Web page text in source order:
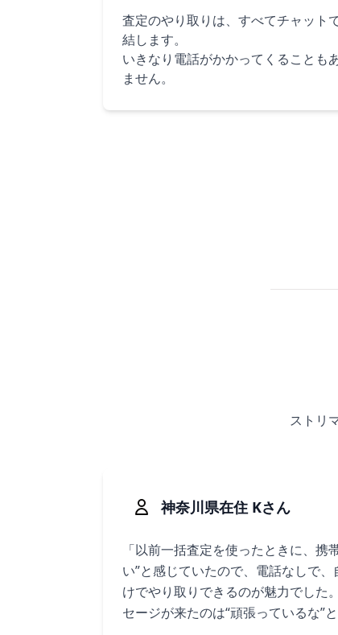
査定のやり取りは、すべてチャット
結します。
いきなり電話がかかってくることも
ません。
ストリ
神奈川県在住 Kさん
「以前一括査定を使ったときに、携
い”と感じていたので、電話なしで
けでやり取りできるのが魅力でした
セージが来たのは“頑張っているな”